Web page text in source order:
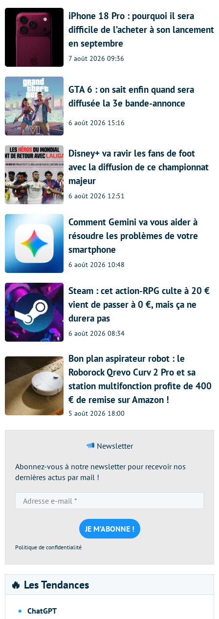
iPhone 18 Pro : pourquoi il sera
difficile de l’acheter à son lancement
en septembre
7 août 2026 09:36
GTA 6 : on sait enfin quand sera
diffusée la 3e bande-annonce
6 août 2026 15:16
Disney+ va ravir les fans de foot
avec la diffusion de ce championnat
majeur
6 août 2026 12:51
Comment Gemini va vous aider à
résoudre les problèmes de votre
smartphone
6 août 2026 10:48
Steam : cet action-RPG culte à 20 €
vient de passer à 0 €, mais ça ne
durera pas
6 août 2026 08:34
Bon plan aspirateur robot : le
Roborock Qrevo Curv 2 Pro et sa
station multifonction profite de 400
€ de remise sur Amazon !
5 août 2026 18:00
Newsletter
Abonnez-vous à notre newsletter pour recevoir nos
dernières actus par mail !
e-
mail
*
Politique de confidentialité
🔥 Les Tendances
ChatGPT